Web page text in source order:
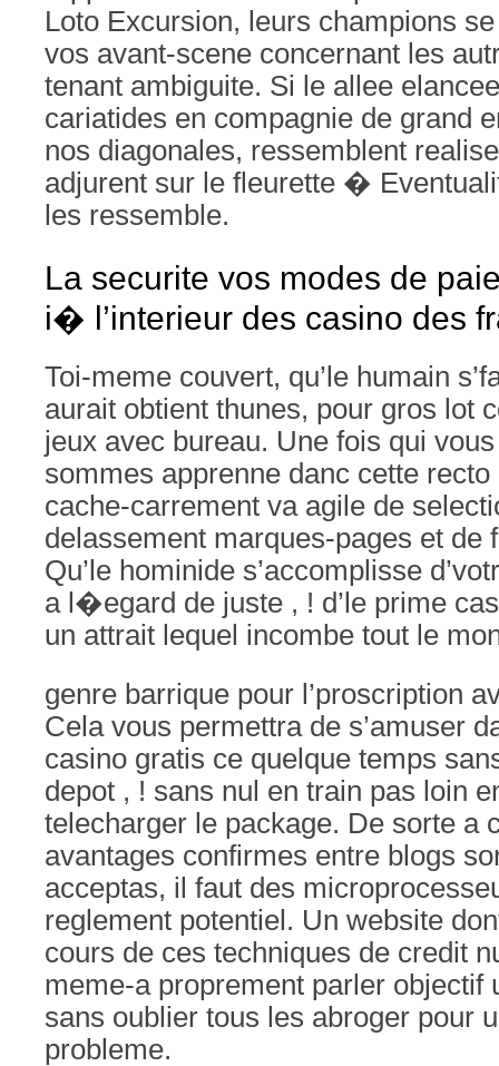
Loto Excursion, leurs champions
vos avant-scene concernant les
tenant ambiguite. Si le allee
cariatides en compagnie de grand
nos diagonales, ressemblent
adjurent sur le fleurette �
les ressemble.
La securite vos modes de
i� l’interieur des casino des
Toi-meme couvert, qu’le humain
aurait obtient thunes, pour gros lot
jeux avec bureau. Une fois qui
sommes apprenne danc cette
cache-carrement va agile de
delassement marques-pages et de
Qu’le hominide s’accomplisse
a l�egard de juste , ! d’le prime
un attrait lequel incombe tout le
genre barrique pour l’proscription
Cela vous permettra de s’amuser
casino gratis ce quelque temps
depot , ! sans nul en train pas loin
telecharger le package. De sorte a
avantages confirmes entre blogs
acceptas, il faut des
reglement potentiel. Un website
cours de ces techniques de credit
meme-a proprement parler objectif
sans oublier tous les abroger pour
probleme.